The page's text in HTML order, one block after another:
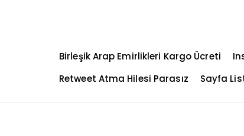
t
Birleşik Arap Emirlikleri Kargo Ücreti
Retweet Atma Hilesi Parasız
Sayfa